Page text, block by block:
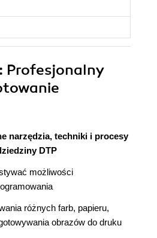
: Profesjonalny
narzędzia, techniki i procesy
DTP
możliwości
różnych farb, papieru,
obrazów do druku